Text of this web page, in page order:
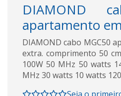
DIAMOND
apartamento
DIAMOND cabo MGC50
extra. comprimento 50
100W 50 MHz 50 watts
MHz 30 watts 10 watts